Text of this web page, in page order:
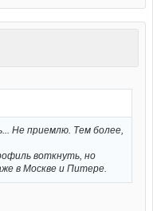
Не приемлю. Тем более,
воткнуть, но
в Москве и Питере.